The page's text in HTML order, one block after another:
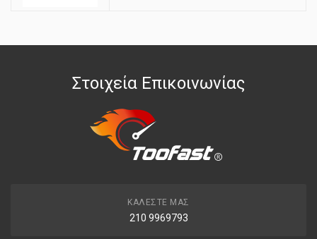
Στοιχεία Επικοινωνίας
ΚΑΛΈΣΤΕ ΜΑΣ
210 9969793